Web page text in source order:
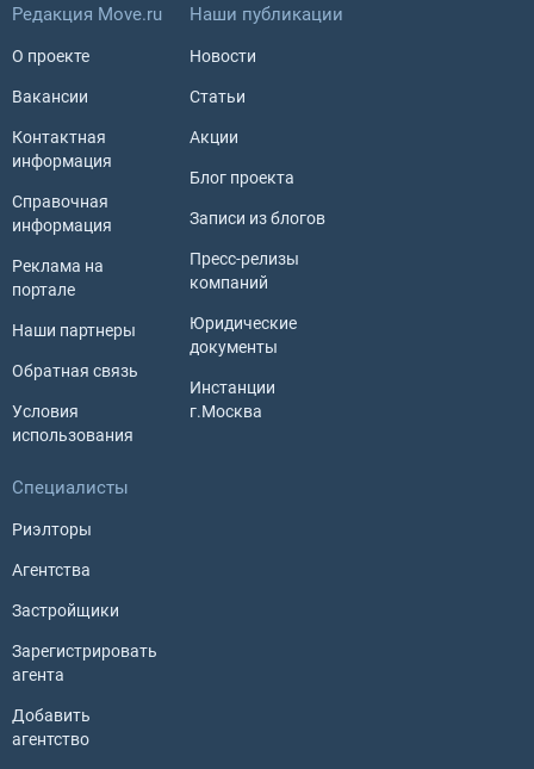
Редакция Move.ru
О проекте
Вакансии
Контактная
информация
Справочная
информация
Реклама на
портале
Наши партнеры
Обратная связь
Условия
использования
Наши публикации
Новости
Статьи
Акции
Блог проекта
Записи из блогов
Пресс-релизы
компаний
Юридические
документы
Инстанции
г.Москва
Специалисты
Риэлторы
Агентства
Застройщики
Зарегистрировать
агента
Добавить
агентство